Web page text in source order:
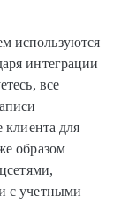
используются
интеграции
все
клиента для
образом
с учетными